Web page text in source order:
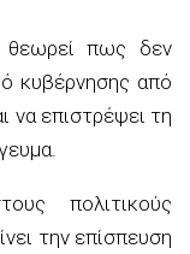
θεωρεί πως δεν
κυβέρνησης από
να επιστρέψει τη
πολιτικούς
την επίσπευση